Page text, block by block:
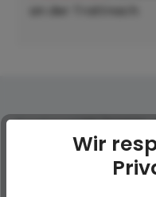
an der Trattnach:
Ersatzrad 195/50R13C
Wir